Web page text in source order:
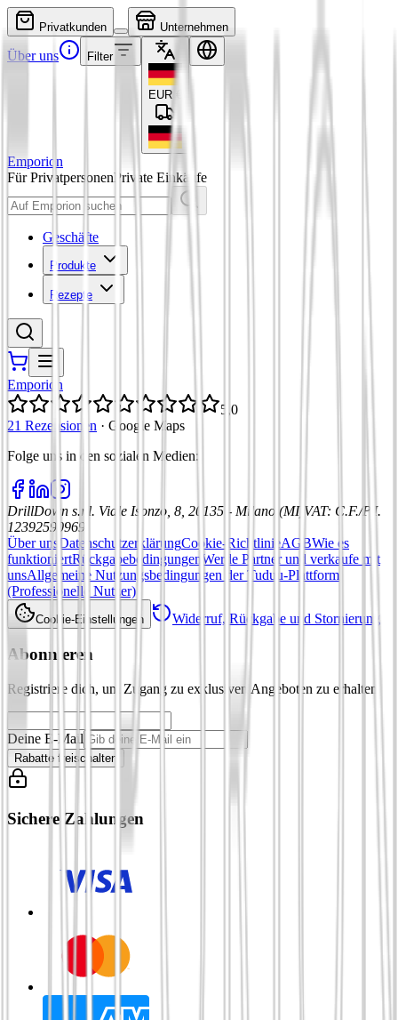
Privatkunden Unternehmen
Über uns Filter
EUR
Emporion
Für PrivatpersonenPrivate Einkäufe
Geschäfte
Produkte
Rezepte
Emporion
5,0
21 Rezensionen · Google Maps
Folge uns in den sozialen Medien:
DrillDown s.r.l. Viale Isonzo, 8, 20135 - Milano (MI) VAT: C.F./P.I.
12392590969
Über uns DatenschutzerklärungCookie-RichtlinieAGBWie es
funktioniertRückgabebedingungen Werde Partner und verkaufe mit
unsAllgemeine Nutzungsbedingungen der Tuduu-Plattform
(Professionelle Nutzer)
Cookie-Einstellungen Widerruf, Rückgabe und Stornierung
Abonnieren
Registriere dich, um Zugang zu exklusiven Angeboten zu erhalten
Deine E-Mail
Rabatte freischalten
Sichere Zahlungen